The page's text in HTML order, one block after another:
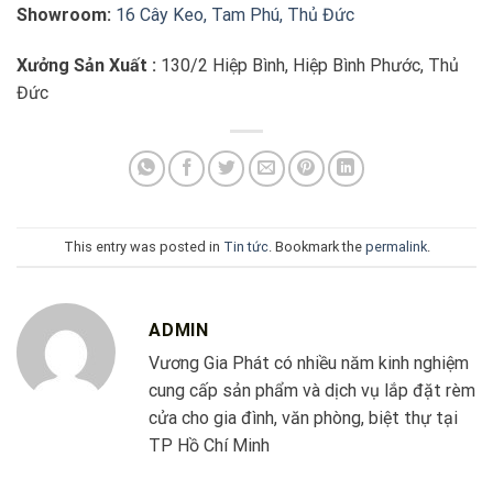
Showroom: 16 Cây Keo, Tam Phú, Thủ Đức
Xưởng Sản Xuất : 130/2 Hiệp Bình, Hiệp Bình Phước, Thủ
Đức
This entry was posted in Tin tức. Bookmark the permalink.
ADMIN
Vương Gia Phát có nhiều năm kinh nghiệm
cung cấp sản phẩm và dịch vụ lắp đặt rèm
cửa cho gia đình, văn phòng, biệt thự tại
TP Hồ Chí Minh